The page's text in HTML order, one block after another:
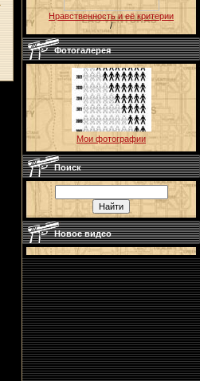
Нравственность и её критерии
/
Фотогалерея
Мои фотографии
Поиск
Новое видео